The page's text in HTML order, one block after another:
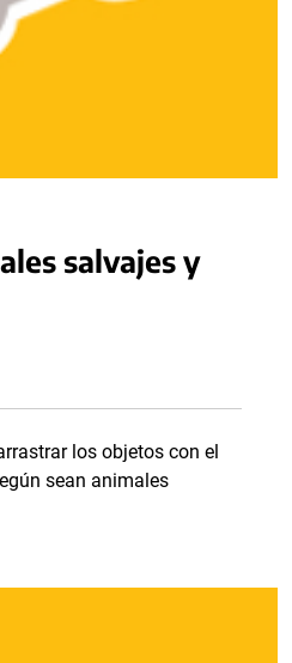
salvajes y
los objetos con el
sean animales